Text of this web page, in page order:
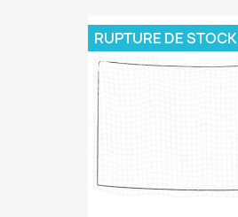
RUPTURE DE STOCK